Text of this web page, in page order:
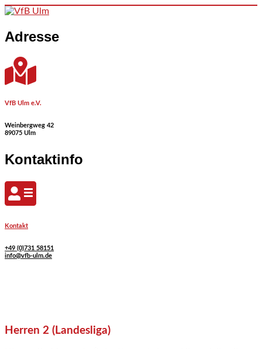
Skip to content
Adresse
VfB Ulm e.V.
Weinbergweg 42
89075 Ulm
Kontaktinfo
Kontakt
+49 (0)731 58151
info@vfb-ulm.de
Herren 2 (Landesliga)